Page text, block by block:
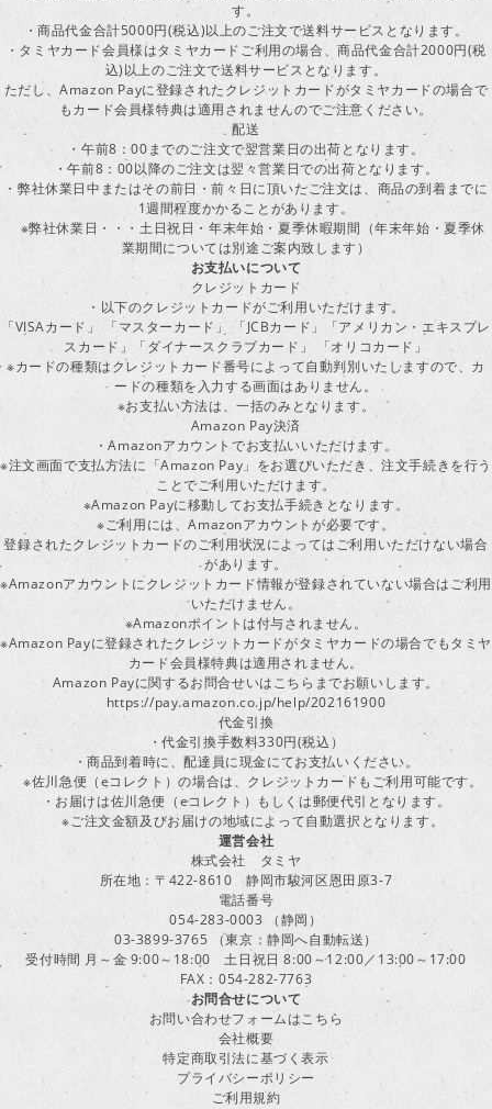
す。
・商品代金合計5000円(税込)以上のご注文で送料サービスとなります。
・タミヤカード会員様はタミヤカードご利用の場合、商品代金合計2000円(税
込)以上のご注文で送料サービスとなります。
ただし、Amazon Payに登録されたクレジットカードがタミヤカードの場合で
もカード会員様特典は適用されませんのでご注意ください。
配送
・午前8：00までのご注文で翌営業日の出荷となります。
・午前8：00以降のご注文は翌々営業日での出荷となります。
・弊社休業日中またはその前日・前々日に頂いたご注文は、商品の到着までに
1週間程度かかることがあります。
※弊社休業日・・・土日祝日・年末年始・夏季休暇期間（年末年始・夏季休
業期間については別途ご案内致します）
お支払いについて
クレジットカード
・以下のクレジットカードがご利用いただけます。
「VISAカード」 「マスターカード」 「JCBカード」「アメリカン・エキスプレ
スカード」「ダイナースクラブカード」 「オリコカード」
※カードの種類はクレジットカード番号によって自動判別いたしますので、カ
ードの種類を入力する画面はありません。
※お支払い方法は、一括のみとなります。
Amazon Pay決済
・Amazonアカウントでお支払いいただけます。
※注文画面で支払方法に「Amazon Pay」をお選びいただき、注文手続きを行う
ことでご利用いただけます。
※Amazon Payに移動してお支払手続きとなります。
※ご利用には、Amazonアカウントが必要です。
登録されたクレジットカードのご利用状況によってはご利用いただけない場合
があります。
※Amazonアカウントにクレジットカード情報が登録されていない場合はご利用
いただけません。
※Amazonポイントは付与されません。
※Amazon Payに登録されたクレジットカードがタミヤカードの場合でもタミヤ
カード会員様特典は適用されません。
Amazon Payに関するお問合せいはこちらまでお願いします。
https://pay.amazon.co.jp/help/202161900
代金引換
・代金引換手数料330円(税込）
・商品到着時に、配達員に現金にてお支払いください。
※佐川急便（eコレクト）の場合は、クレジットカードもご利用可能です。
・お届けは佐川急便（eコレクト）もしくは郵便代引となります。
※ご注文金額及びお届けの地域によって自動選択となります。
運営会社
株式会社 タミヤ
所在地：〒422-8610 静岡市駿河区恩田原3-7
電話番号
054-283-0003 （静岡）
03-3899-3765 （東京：静岡へ自動転送）
受付時間 月～金 9:00～18:00 土日祝日 8:00～12:00／13:00～17:00
FAX：054-282-7763
お問合せについて
お問い合わせフォームはこちら
会社概要
特定商取引法に基づく表示
プライバシーポリシー
ご利用規約